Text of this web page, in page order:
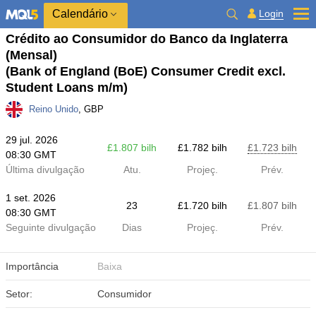
Calendário Login
Crédito ao Consumidor do Banco da Inglaterra
(Mensal)
(Bank of England (BoE) Consumer Credit excl.
Student Loans m/m)
Reino Unido, GBP
29 jul. 2026
08:30 GMT
£​1.807 bilh £​1.782 bilh
£​1.723 bilh
Última divulgação
Atu. Projeç. Prév.
1 set. 2026
08:30 GMT
23 £​1.720 bilh
£​1.807 bilh
Seguinte divulgação
Dias Projeç. Prév.
Importância Baixa
Setor: Consumidor